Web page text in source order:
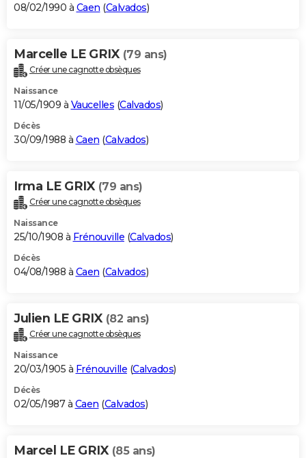
08/02/1990 à Caen (Calvados)
Marcelle LE GRIX (79 ans)
Créer une cagnotte obsèques
Naissance
11/05/1909 à Vaucelles (Calvados)
Décès
30/09/1988 à Caen (Calvados)
Irma LE GRIX (79 ans)
Créer une cagnotte obsèques
Naissance
25/10/1908 à Frénouville (Calvados)
Décès
04/08/1988 à Caen (Calvados)
Julien LE GRIX (82 ans)
Créer une cagnotte obsèques
Naissance
20/03/1905 à Frénouville (Calvados)
Décès
02/05/1987 à Caen (Calvados)
Marcel LE GRIX (85 ans)